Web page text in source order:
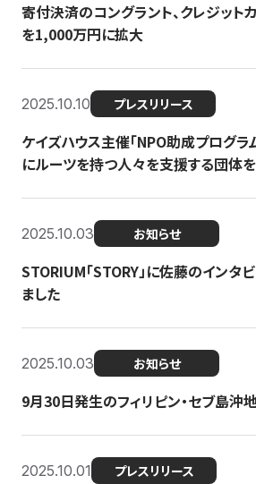
寄付決済のコングラント、クレジット
を1,000万円に拡大
2025.10.10 プレスリリース
ケイズハウス主催「NPO助成プログラ
にルーツを持つ人々を支援する団体
2025.10.03 お知らせ
STORIUM「STORY」に佐藤のインタ
ました
2025.10.03 お知らせ
9月30日発生のフィリピン・セブ島沖
2025.10.01 プレスリリース